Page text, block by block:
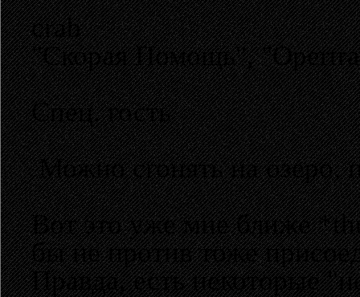
crab
"Скорая Помощь",
Спец. гость
Можно сгонять на озеро,
Вот это уже мне ближе
бы не против тоже
Правда, есть некоторые